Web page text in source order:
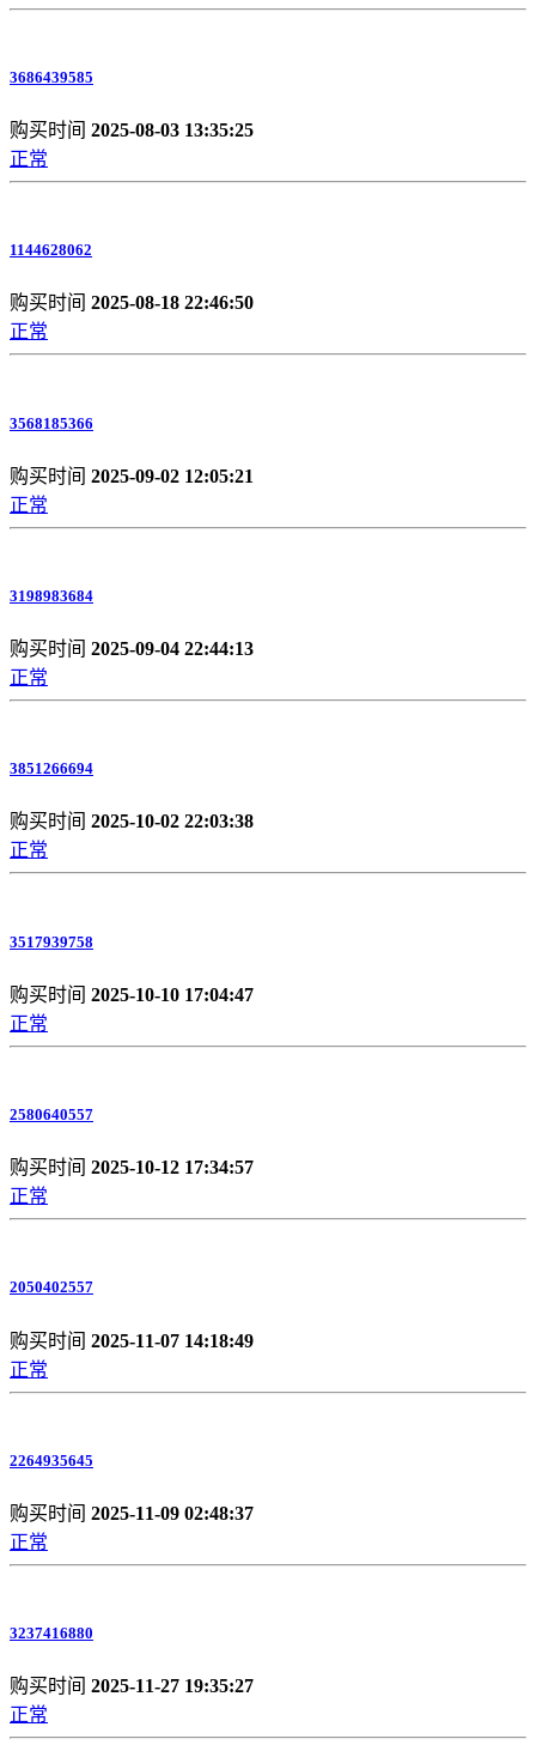
3686439585
购买时间 2025-08-03 13:35:25
正常
1144628062
购买时间 2025-08-18 22:46:50
正常
3568185366
购买时间 2025-09-02 12:05:21
正常
3198983684
购买时间 2025-09-04 22:44:13
正常
3851266694
购买时间 2025-10-02 22:03:38
正常
3517939758
购买时间 2025-10-10 17:04:47
正常
2580640557
购买时间 2025-10-12 17:34:57
正常
2050402557
购买时间 2025-11-07 14:18:49
正常
2264935645
购买时间 2025-11-09 02:48:37
正常
3237416880
购买时间 2025-11-27 19:35:27
正常